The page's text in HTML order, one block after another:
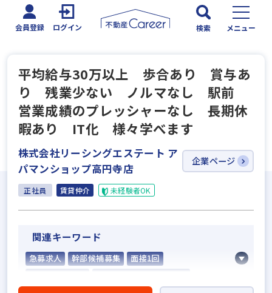
会員登録 ログイン 検索 メニュー
平均給与30万以上 歩合あり 賞与あ
り 残業少ない ノルマなし 駅前
営業成績のプレッシャーなし 長期休
暇あり IT化 様々学べます
株式会社リーシングエステート ア
パマンショップ高円寺店
企業ページ
正社員 賃貸仲介 未経験者OK
関連キーワード
急募求人 幹部候補募集
面接1回